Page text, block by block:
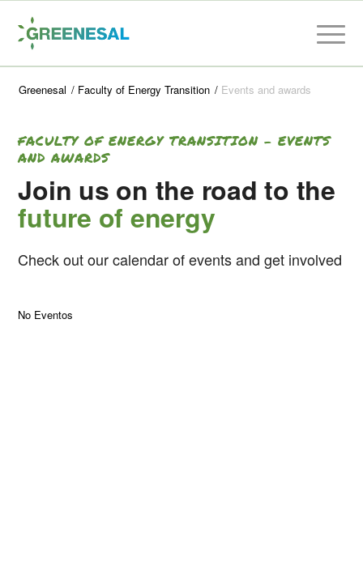
Greenesal / Faculty of Energy Transition / Events and awards
FACULTY OF ENERGY TRANSITION – EVENTS
AND AWARDS
Join us on the road to the
future of energy
Check out our calendar of events and get involved
No Eventos